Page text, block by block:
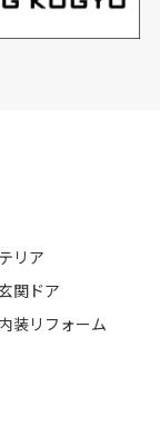
リア
関ドア
装リフォーム